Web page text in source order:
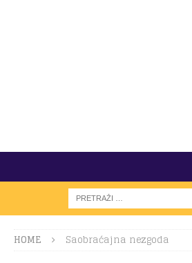
HOME Saobraćajna nezgoda